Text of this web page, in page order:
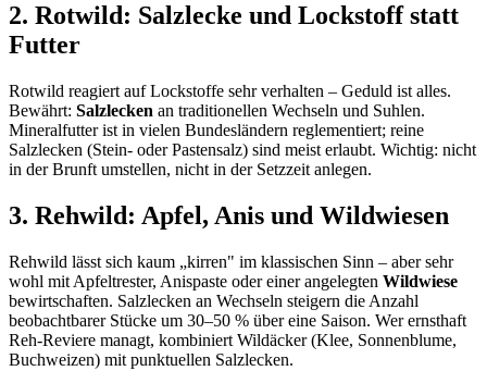
2. Rotwild: Salzlecke und Lockstoff statt
Futter
Rotwild reagiert auf Lockstoffe sehr verhalten – Geduld ist alles.
Bewährt: Salzlecken an traditionellen Wechseln und Suhlen.
Mineralfutter ist in vielen Bundesländern reglementiert; reine
Salzlecken (Stein- oder Pastensalz) sind meist erlaubt. Wichtig: nicht
in der Brunft umstellen, nicht in der Setzzeit anlegen.
3. Rehwild: Apfel, Anis und Wildwiesen
Rehwild lässt sich kaum „kirren" im klassischen Sinn – aber sehr
wohl mit Apfeltrester, Anispaste oder einer angelegten Wildwiese
bewirtschaften. Salzlecken an Wechseln steigern die Anzahl
beobachtbarer Stücke um 30–50 % über eine Saison. Wer ernsthaft
Reh-Reviere managt, kombiniert Wildäcker (Klee, Sonnenblume,
Buchweizen) mit punktuellen Salzlecken.